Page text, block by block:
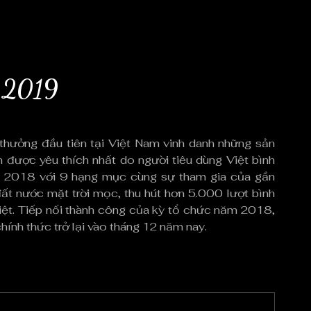
đầu tiên tại Việt Nam vinh danh những sản
được yêu thích nhất do người tiêu dùng Việt bình
2018 với 9 hạng mục cùng sự tham gia của gần
nước mặt trời mọc, thu hút hơn 5.000 lượt bình
Tiếp nối thành công của kỳ tổ chức năm 2018,
thức trở lại vào tháng 12 năm nay.